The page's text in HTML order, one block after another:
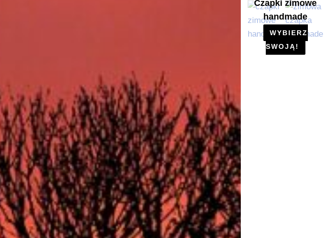
Czapki zimowe
handmade
WYBIERZ
SWOJĄ!